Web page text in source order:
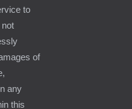
to
of
any
this